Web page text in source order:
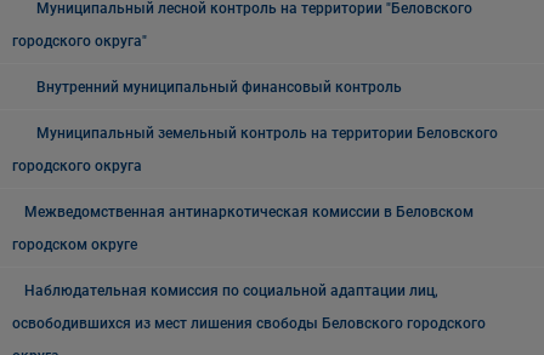
Муниципальный лесной контроль на территории "Беловского
городского округа"
Внутренний муниципальный финансовый контроль
Муниципальный земельный контроль на территории Беловского
городского округа
Межведомственная антинаркотическая комиссии в Беловском
городском округе
Наблюдательная комиссия по социальной адаптации лиц,
освободившихся из мест лишения свободы Беловского городского